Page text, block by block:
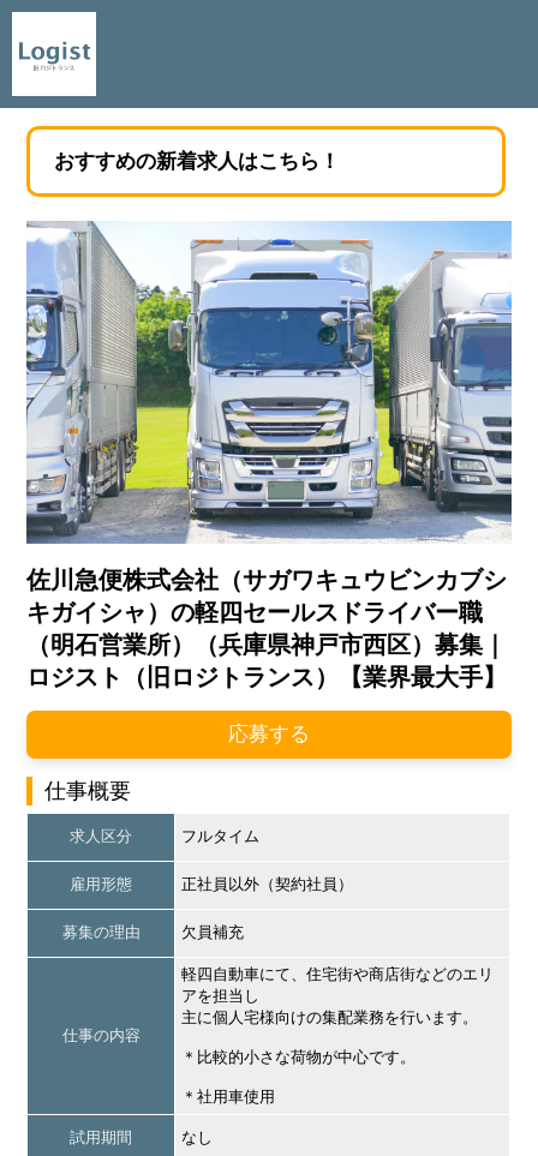
おすすめの新着求人はこちら！
佐川急便株式会社（サガワキュウビンカブシ
キガイシャ）の軽四セールスドライバー職
（明石営業所）（兵庫県神戸市西区）募集｜
ロジスト（旧ロジトランス）【業界最大手】
応募する
仕事概要
求人区分 フルタイム
雇用形態 正社員以外（契約社員）
募集の理由 欠員補充
仕事の内容
軽四自動車にて、住宅街や商店街などのエリ
アを担当し
主に個人宅様向けの集配業務を行います。
＊比較的小さな荷物が中心です。
＊社用車使用
試用期間 なし